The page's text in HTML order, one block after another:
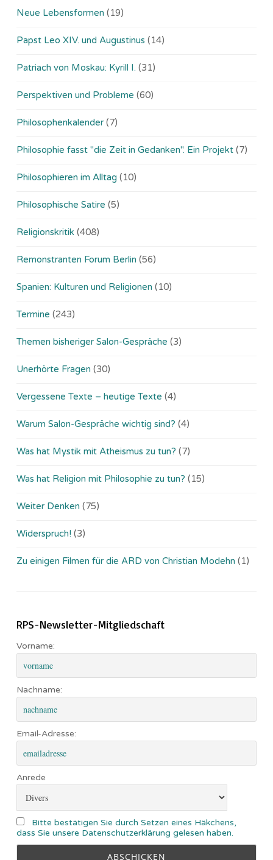
Neue Lebensformen (19)
Papst Leo XIV. und Augustinus (14)
Patriach von Moskau: Kyrill I. (31)
Perspektiven und Probleme (60)
Philosophenkalender (7)
Philosophie fasst "die Zeit in Gedanken". Ein Projekt (7)
Philosophieren im Alltag (10)
Philosophische Satire (5)
Religionskritik (408)
Remonstranten Forum Berlin (56)
Spanien: Kulturen und Religionen (10)
Termine (243)
Themen bisheriger Salon-Gespräche (3)
Unerhörte Fragen (30)
Vergessene Texte – heutige Texte (4)
Warum Salon-Gespräche wichtig sind? (4)
Was hat Mystik mit Atheismus zu tun? (7)
Was hat Religion mit Philosophie zu tun? (15)
Weiter Denken (75)
Widerspruch! (3)
Zu einigen Filmen für die ARD von Christian Modehn (1)
RPS-Newsletter-Mitgliedschaft
Vorname:
Nachname:
Email-Adresse:
Anrede
Bitte bestätigen Sie durch Setzen eines Häkchens,
dass Sie unsere Datenschutzerklärung gelesen haben.